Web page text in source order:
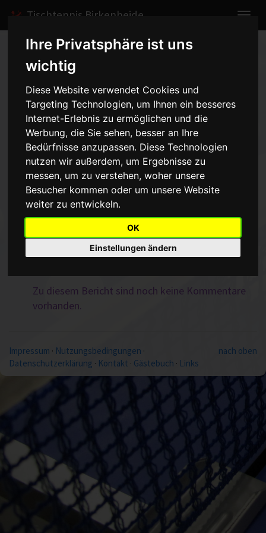
Ihre Privatsphäre ist uns
wichtig
Diese Website verwendet Cookies und
Targeting Technologien, um Ihnen ein besseres
Internet-Erlebnis zu ermöglichen und die
Werbung, die Sie sehen, besser an Ihre
Bedürfnisse anzupassen. Diese Technologien
nutzen wir außerdem, um Ergebnisse zu
messen, um zu verstehen, woher unsere
Besucher kommen oder um unsere Website
weiter zu entwickeln.
OK
Einstellungen ändern
Tischtennis Birkenheide
Home Spiele 2006/2007
Herren II
Spielbericht anzeigen
TTF Dannstadt III - Herren
II - 8:8vom 29.09.2006 20:00 Uhr
Zwicker/Willersinn 1, Zwicker 2, Willersinn, Jelonnek 2, Hoffelder 1,
Hötzinger 1
Zu diesem Bericht sind noch keine Kommentare
vorhanden.
nach oben
Impressum · Nutzungsbedingungen ·
Datenschutzerklärung · Kontakt · Gästebuch · Links